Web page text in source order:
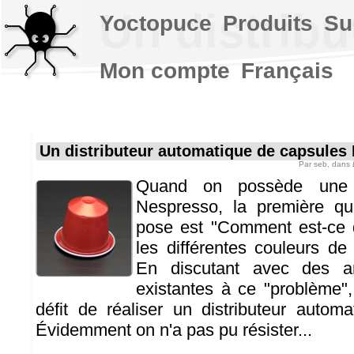
Un
Un distributeur automatique de capsules
Par seb , dans
Quand on possède
Nespresso, la première
pose est "Comment est-
les différentes couleurs
En discutant avec des
existantes à ce
défit de réaliser un distributeur
Évidemment on n'a pas pu résister...
Yoctopuce Produits
Mon compte Français